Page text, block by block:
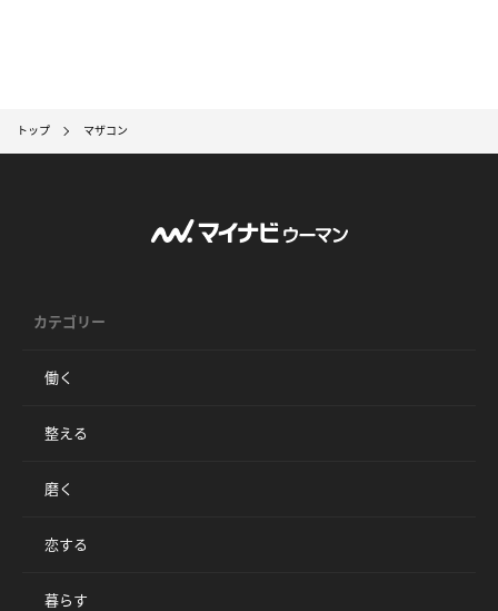
トップ マザコン
カテゴリー
働く
整える
磨く
恋する
暮らす